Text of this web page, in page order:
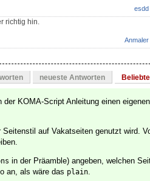
esdd
richtig hin.
Anmaler
neueste Antworten
KOMA-Script Anleitung einen
Seitenstil auf Vakatseiten genutzt wird.
in der Präamble) angeben, welchen
an, als wäre das plain.